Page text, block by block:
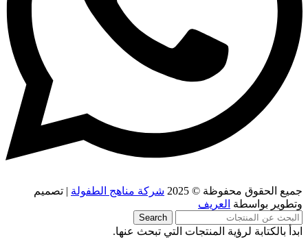
جميع الحقوق محفوظة © 2025 شركة مناهج الطفولة | تصميم
وتطوير بواسطة العريف
Search
ابدأ بالكتابة لرؤية المنتجات التي تبحث عنها.